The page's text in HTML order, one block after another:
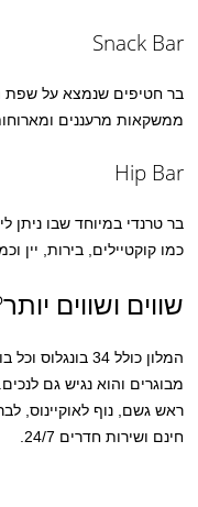
Snack Bar
בר חטיפים שנמצא על שפת
ממשקאות מרעננים ומארוחות
Hip Bar
בר טרנדי במיוחד שבו ניתן
כמו קוקטיילים, בירות, יין
שווים ושווים
מבוגרים והוא נגיש גם
ראש גשם, נוף לאוקיינוס,
חינם ושירות חדרים 24/7.